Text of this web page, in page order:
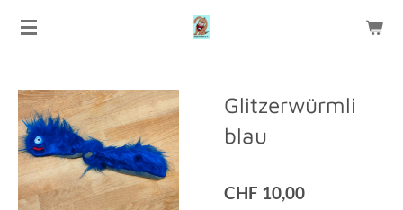
Zum
Glitzerwürmli
blau
CHF 10,00